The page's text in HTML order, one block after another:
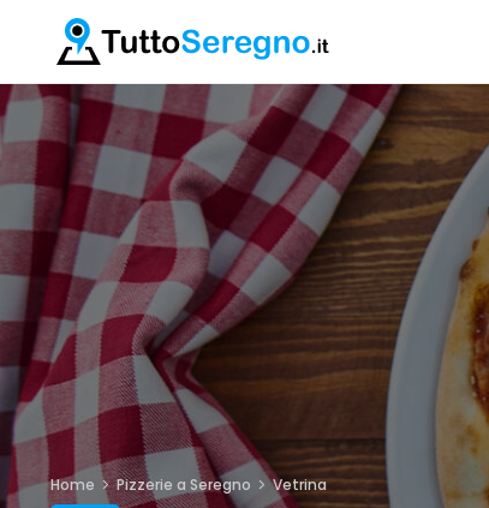
Home Pizzerie a Seregno Vetrina